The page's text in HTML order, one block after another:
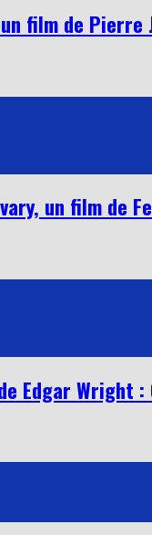
film de
un film de
Edgar Wright